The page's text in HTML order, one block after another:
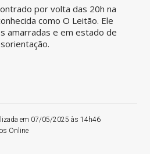
por volta das 20h na
como O Leitão. Ele
amarradas e em estado de
em 07/05/2025 às 14h46
Online